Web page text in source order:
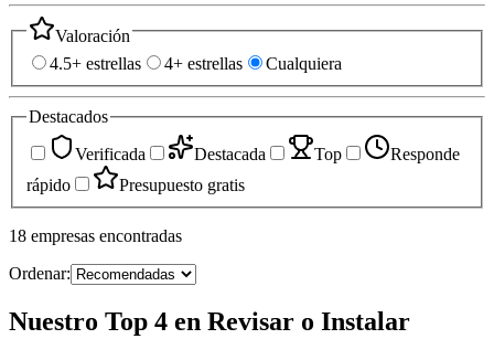
Valoración
4.5+ estrellas
4+ estrellas Cualquiera
Destacados
Verificada
Destacada Top
Responde
rápido
Presupuesto gratis
18 empresas encontradas
Ordenar:
Nuestro Top 4 en Revisar o Instalar